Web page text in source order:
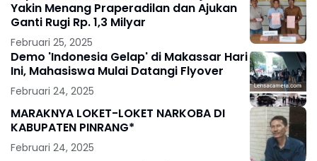
Yakin Menang Praperadilan dan Ajukan
Ganti Rugi Rp. 1,3 Milyar
Februari 25, 2025
Demo 'Indonesia Gelap' di Makassar Hari
Ini, Mahasiswa Mulai Datangi Flyover
Februari 24, 2025
MARAKNYA LOKET-LOKET NARKOBA DI
KABUPATEN PINRANG*
Februari 24, 2025